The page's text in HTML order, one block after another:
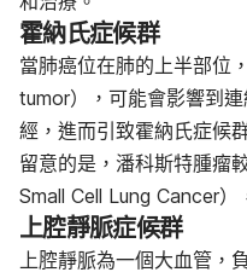
霍納氏症候群
當肺癌位在肺的上半部位
tumor），可能會影響到
經，進而引致霍納氏症候
留意的是，潘科斯特腫瘤
Small Cell Lung Cancer）
上腔靜脈症候群
上腔靜脈為一個大血管，